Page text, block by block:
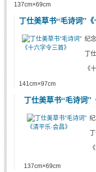
137cm×69cm
丁仕美草书“毛诗词”《
纪
丁
《
141cm×97cm
丁仕美草书“毛诗词”
137cm×69cm